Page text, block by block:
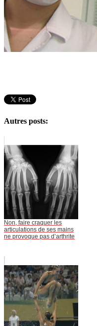
Autres posts:
Non, faire craquer les
articulations de ses mains
ne provoque pas d’arthrite